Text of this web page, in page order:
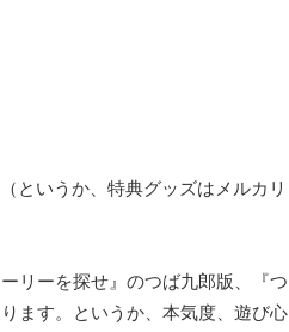
というか、特典グッズはメルカリ
リーを探せ』のつば九郎版、『つ
ます。というか、本気度、遊び心